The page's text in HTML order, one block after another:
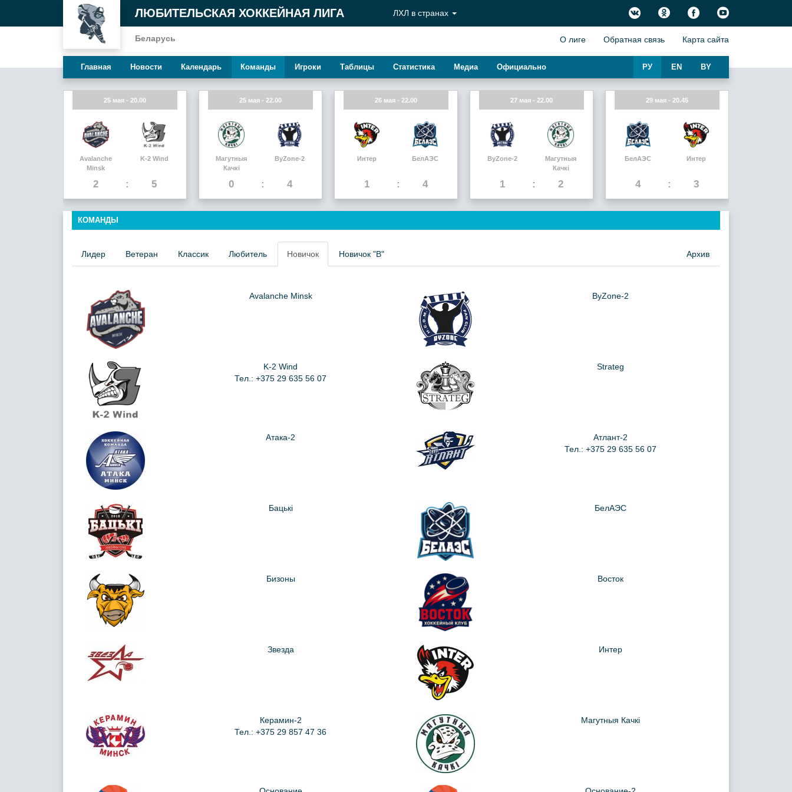
ЛЮБИТЕЛЬСКАЯ ХОККЕЙНАЯ ЛИГА
Беларусь
ЛХЛ в странах
О лиге Обратная связь Карта сайта
Главная Новости Календарь Команды Игроки Таблицы Статистика Медиа Официально BY
EN
РУ
25 мая - 20.00
Avalanche
Minsk
2
K-2 Wind
5
25 мая - 22.00
Магутныя
Качкi
0
ByZone-2
4
26 мая - 22.00
Интер
1
БелАЭС
4
27 мая - 22.00
ByZone-2
1
Магутныя
Качкi
2
29 мая - 20.45
БелАЭС
4
Интер
3
КОМАНДЫ
Архив
Лидер Ветеран Классик Любитель Новичок Новичок "В"
Avalanche Minsk ByZone-2
K-2 Wind
Тел.: +375 29 635 56 07
Strateg
Атака-2
Атлант-2
Тел.: +375 29 635 56 07
Бацькi БелАЭС
Бизоны Восток
Звезда Интер
Керамин-2
Тел.: +375 29 857 47 36
Магутныя Качкi